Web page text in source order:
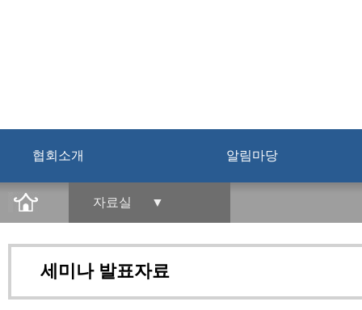
협회소개 알림마당
자료실 ▼
세미나 발표자료